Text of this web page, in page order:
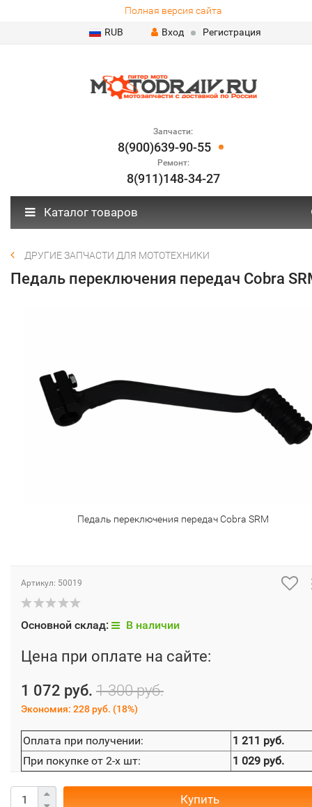
Полная версия сайта
RUB
Вход Регистрация
Запчасти:
8(900)639-90-55
Ремонт:
8(911)148-34-27
Каталог товаров
ДРУГИЕ ЗАПЧАСТИ ДЛЯ МОТОТЕХНИКИ
Педаль переключения передач Cobra
Педаль переключения передач Cobra SRM
Артикул: 50019
Основной склад: В наличии
Цена при оплате на сайте:
1 072 руб. 1 300 руб.
Экономия: 228 руб. (18%)
Оплата при получении:
1 211 руб.
При покупке от 2-х шт:
1 029 руб.
Купить